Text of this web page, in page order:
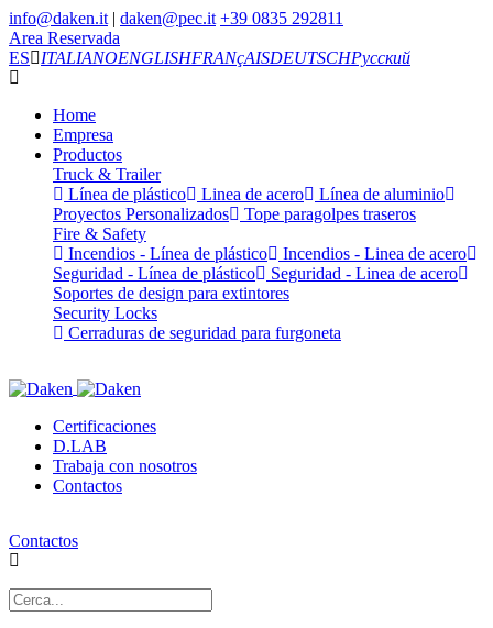
info@daken.it | daken@pec.it +39 0835 292811
Area Reservada
ES
ITALIANOENGLISHFRANçAISDEUTSCHРусский
Home
Empresa
Productos
Truck & Trailer
Línea de plástico
Linea de acero
Línea de aluminio
Proyectos Personalizados
Tope paragolpes traseros
Fire & Safety
Incendios - Línea de plástico
Incendios - Linea de acero
Seguridad - Línea de plástico
Seguridad - Linea de acero
Soportes de design para extintores
Security Locks
Cerraduras de seguridad para furgoneta
Certificaciones
D.LAB
Trabaja con nosotros
Contactos
Contactos